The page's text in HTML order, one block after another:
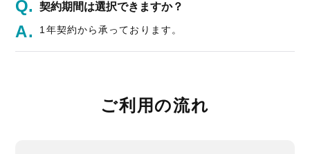
契約期間は選択できますか？
1年契約から承っております。
ご利用の流れ